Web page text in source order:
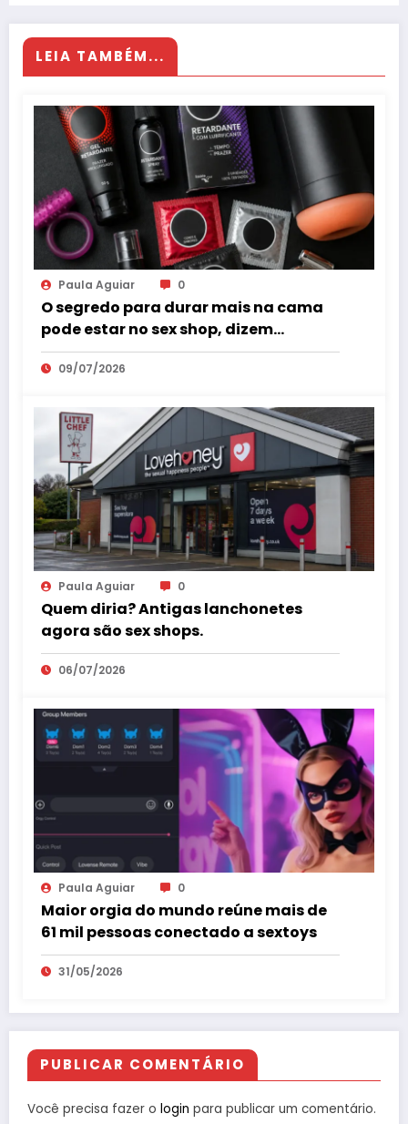
LEIA TAMBÉM...
Paula Aguiar 0
O segredo para durar mais na cama
pode estar no sex shop, dizem
especialistas em saúde sexual
09/07/2026
Paula Aguiar 0
Quem diria? Antigas lanchonetes
agora são sex shops.
06/07/2026
Paula Aguiar 0
Maior orgia do mundo reúne mais de
61 mil pessoas conectado a sextoys
31/05/2026
PUBLICAR COMENTÁRIO
Você precisa fazer o login para publicar um comentário.